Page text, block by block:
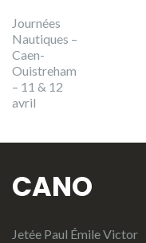
Journées
Nautiques –
Caen-
Ouistreham
– 11 & 12
avril
CANO
Jetée Paul Émile Victor